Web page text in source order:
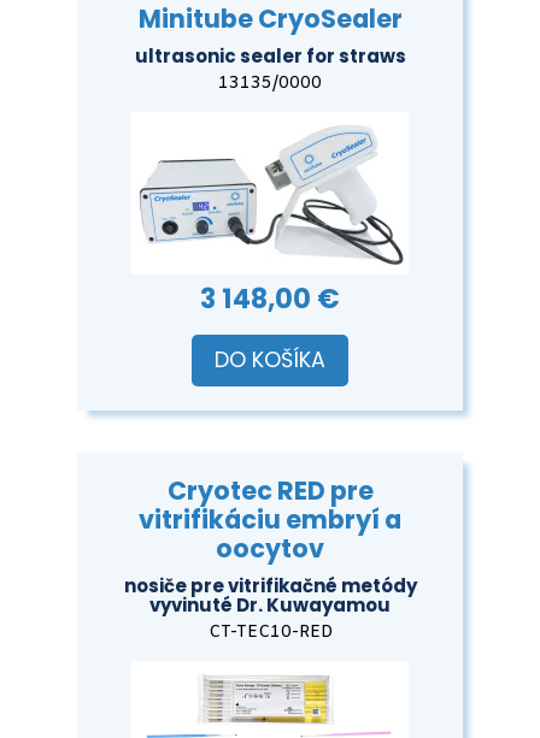
Minitube CryoSealer
ultrasonic sealer for straws
13135/0000
3 148,00 €
DO KOŠÍKA
Cryotec RED pre
vitrifikáciu embryí a
oocytov
nosiče pre vitrifikačné metódy
vyvinuté Dr. Kuwayamou
CT-TEC10-RED